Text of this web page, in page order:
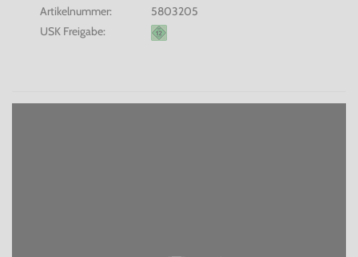
Artikelnummer:
5803205
USK Freigabe: